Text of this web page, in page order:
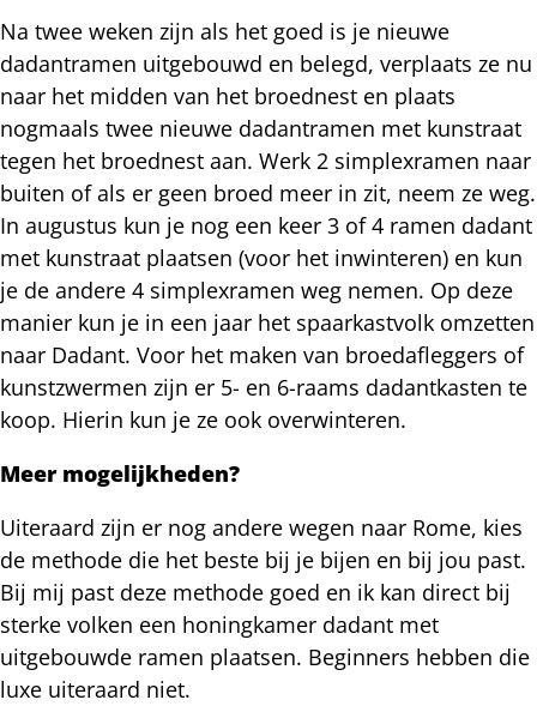
Na twee weken zijn als het goed is je nieuwe
dadantramen uitgebouwd en belegd, verplaats ze nu
naar het midden van het broednest en plaats
nogmaals twee nieuwe dadantramen met kunstraat
tegen het broednest aan. Werk 2 simplexramen naar
buiten of als er geen broed meer in zit, neem ze weg.
In augustus kun je nog een keer 3 of 4 ramen dadant
met kunstraat plaatsen (voor het inwinteren) en kun
je de andere 4 simplexramen weg nemen. Op deze
manier kun je in een jaar het spaarkastvolk omzetten
naar Dadant. Voor het maken van broedafleggers of
kunstzwermen zijn er 5- en 6-raams dadantkasten te
koop. Hierin kun je ze ook overwinteren.
Meer mogelijkheden?
Uiteraard zijn er nog andere wegen naar Rome, kies
de methode die het beste bij je bijen en bij jou past.
Bij mij past deze methode goed en ik kan direct bij
sterke volken een honingkamer dadant met
uitgebouwde ramen plaatsen. Beginners hebben die
luxe uiteraard niet.